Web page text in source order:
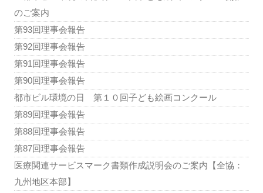
のご案内
第93回理事会報告
第92回理事会報告
第91回理事会報告
第90回理事会報告
都市ビル環境の日 第１０回子ども絵画コンクール
第89回理事会報告
第88回理事会報告
第87回理事会報告
医療関連サービスマーク書類作成説明会のご案内【全協：
九州地区本部】